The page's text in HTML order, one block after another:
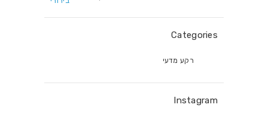
Categories
רקע מדעי
Instagram